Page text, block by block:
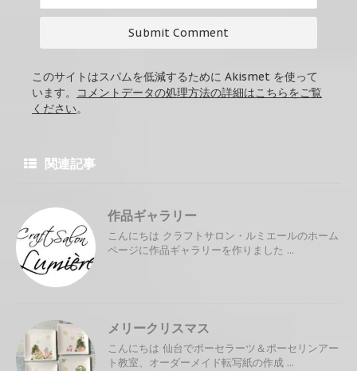
このサイトはスパムを低減するために Akismet を使って
います。
コメントデータの処理方法の詳細はこちらをご覧
ください。
関連記事
作品ギャラリー
こんにちは クラフトサロン・ルミエールのホーム
ページに作品ギャラリーを作りました ...
メリークリスマス
こんにちは 仙台でポーセラーツ＆ポーセリンアー
ト教室、オーダーメイド転写紙の作成 ...